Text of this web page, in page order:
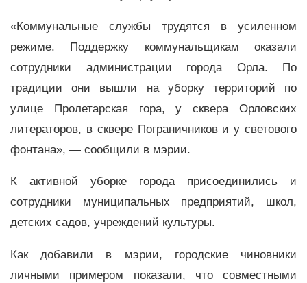
«Коммунальные службы трудятся в усиленном
режиме. Поддержку коммунальщикам оказали
сотрудники администрации города Орла. По
традиции они вышли на уборку территорий по
улице Пролетарская гора, у сквера Орловских
литераторов, в сквере Пограничников и у светового
фонтана», — сообщили в мэрии.
К активной уборке города присоединились и
сотрудники муниципальных предприятий, школ,
детских садов, учреждений культуры.
Как добавили в мэрии, городские чиновники
личными примером показали, что совместными